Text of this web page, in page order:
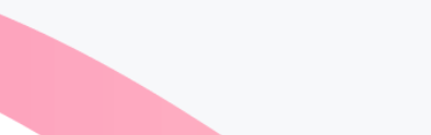
面倒な会計にはさよう
なら！
テイクアウトアプリ内で支払いま